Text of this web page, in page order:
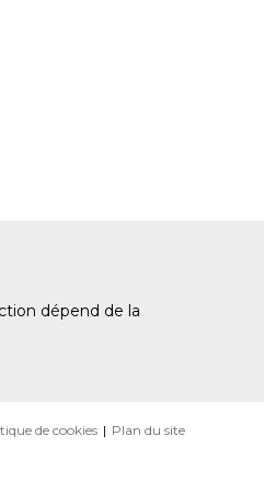
dépend de la
de cookies Plan du site